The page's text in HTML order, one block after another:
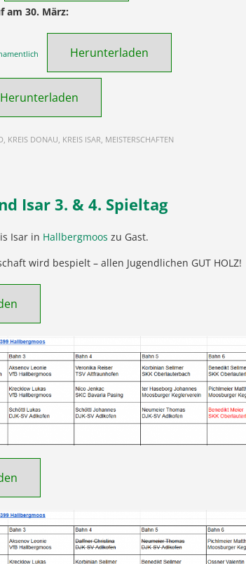
am 30. März:
Herunterladen
Herunterladen
KREIS DONAU, KREIS ISAR, MEISTERSCHAFTEN
Isar 3. & 4. Spieltag
Isar in Hallbergmoos zu Gast.
wird bespielt – allen Jugendlichen GUT HOLZ!